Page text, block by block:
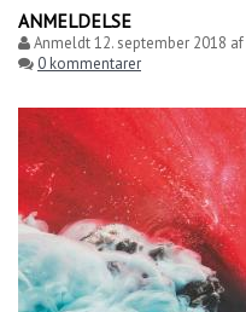
ANMELDELSE
Anmeldt12. september 2018 af
0 kommentarer